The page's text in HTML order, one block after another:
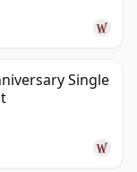
Single